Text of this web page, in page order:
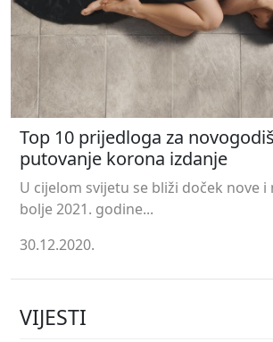
Top 10 prijedloga za
putovanje korona izdanje
U cijelom svijetu se bliži doček nove i
bolje 2021. godine...
30.12.2020.
VIJESTI